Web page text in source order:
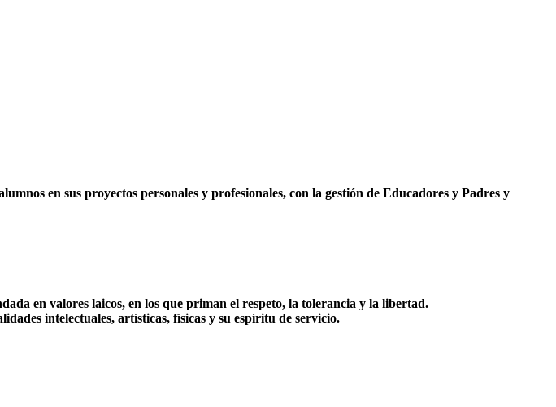
en sus proyectos personales y profesionales, con la gestión de Educadores y Padres y
en valores laicos, en los que priman el respeto, la tolerancia y la libertad.
intelectuales, artísticas, físicas y su espíritu de servicio.